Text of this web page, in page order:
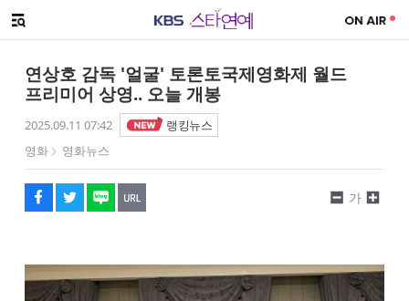
메뉴 열기
연상호 감독 '얼굴' 토론토국제영화제 월드
프리미어 상영.. 오늘 개봉
2025.09.11 07:42
랭킹뉴스
영화
영화뉴스
페이스북
트위터
네이버
URL복사
글씨 작게보기
가
글씨 크게보기
해시태그